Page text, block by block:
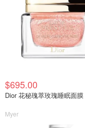
$695.00
Dior 花秘瑰萃玫瑰睡眠面膜
Myer